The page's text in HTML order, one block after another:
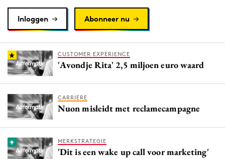
Reputatie & crisis
Inloggen Abonneer nu
CUSTOMER EXPERIENCE
'Avondje Rita' 2,5 miljoen euro waard
CARRIERE
Nuon misleidt met reclamecampagne
MERKSTRATEGIE
'Dit is een wake up call voor marketing'